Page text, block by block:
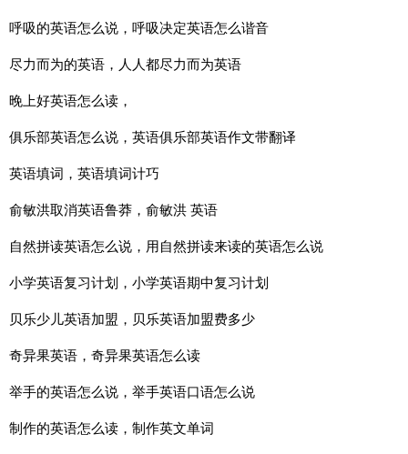
呼吸的英语怎么说，呼吸决定英语怎么谐音
尽力而为的英语，人人都尽力而为英语
晚上好英语怎么读，
俱乐部英语怎么说，英语俱乐部英语作文带翻译
英语填词，英语填词计巧
俞敏洪取消英语鲁莽，俞敏洪 英语
自然拼读英语怎么说，用自然拼读来读的英语怎么说
小学英语复习计划，小学英语期中复习计划
贝乐少儿英语加盟，贝乐英语加盟费多少
奇异果英语，奇异果英语怎么读
举手的英语怎么说，举手英语口语怎么说
制作的英语怎么读，制作英文单词